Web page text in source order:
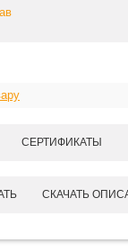
СЕРТИФИКАТЫ
СКАЧАТЬ